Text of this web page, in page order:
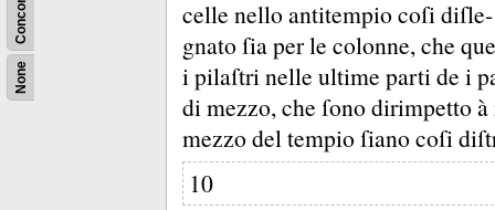
None
celle nello antitempio coſi diſle-
gnato ſia per le colonne, che
i pilaſtri nelle ultime parti de i
di mezzo, che ſono dirimpetto
mezzo del tempio ſiano coſi
10